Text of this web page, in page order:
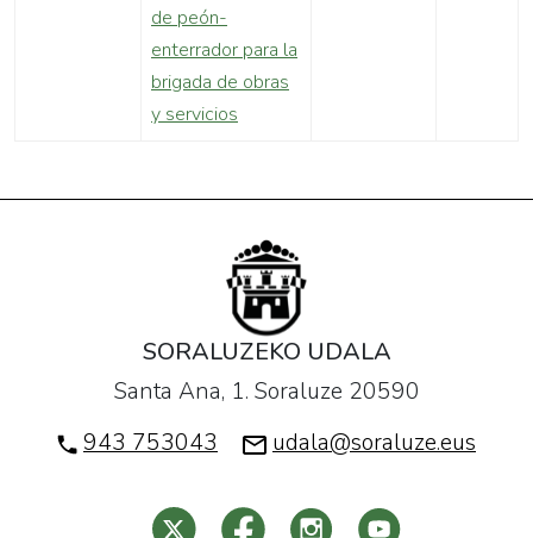
de peón-
enterrador para la
brigada de obras
y servicios
SORALUZEKO UDALA
Santa Ana, 1. Soraluze 20590
943 753043
udala@soraluze.eus